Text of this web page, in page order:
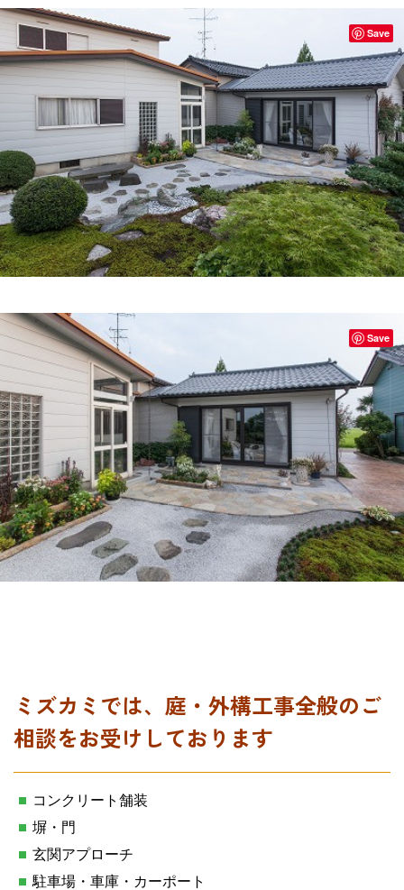
Save
Save
ミズカミでは、庭・外構工事全般のご
相談をお受けしております
コンクリート舗装
塀・門
玄関アプローチ
駐車場・車庫・カーポート